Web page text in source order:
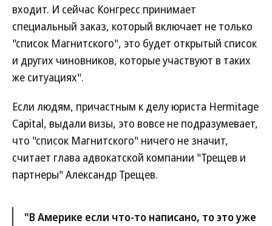
входит. И сейчас Конгресс принимает
специальный заказ, который включает не только
"список Магнитского", это будет открытый список
и других чиновников, которые участвуют в таких
же ситуациях".
Если людям, причастным к делу юриста Hermitage
Capital, выдали визы, это вовсе не подразумевает,
что "список Магнитского" ничего не значит,
считает глава адвокатской компании "Трещев и
партнеры" Александр Трещев.
"В Америке если что-то написано, то это уже